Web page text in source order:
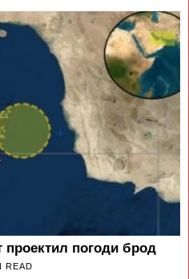
проектил погоди брод
READ